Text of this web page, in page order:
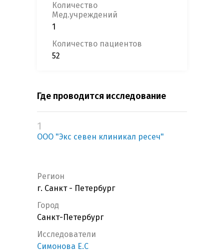
Количество
Мед.учреждений
1
Количество пациентов
52
Где проводится исследование
1
ООО "Экс севен клиникал ресеч"
Регион
г. Санкт - Петербург
Город
Санкт-Петербург
Исследователи
Симонова Е.С